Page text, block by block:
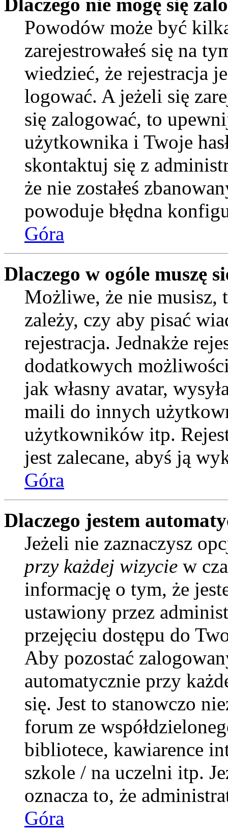
Dlaczego nie mogę się
Powodów może być
zarejestrowałeś się na
wiedzieć, że rejestracja
logować. A jeżeli się
się zalogować, to
użytkownika i Twoje
skontaktuj się z
że nie zostałeś
powoduje błędna
Góra
Dlaczego w ogóle muszę
Możliwe, że nie musisz,
zależy, czy aby pisać
rejestracja. Jednakże
dodatkowych
jak własny avatar,
maili do innych
użytkowników itp.
jest zalecane, abyś ją
Góra
Dlaczego jestem
Jeżeli nie zaznaczysz
przy każdej wizycie w
informację o tym, że
ustawiony przez
przejęciu dostępu do
Aby pozostać
automatycznie przy
się. Jest to stanowczo
forum ze
bibliotece, kawiarence
szkole / na uczelni itp.
oznacza to, że
Góra